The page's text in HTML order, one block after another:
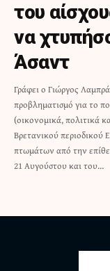
του
να
Άσαντ
Γράφει ο Γιώργος
προβληματισμό για το
(οικονομικά, πολιτικά
Βρετανικού
πτωμάτων από την
21 Αυγούστου και του…